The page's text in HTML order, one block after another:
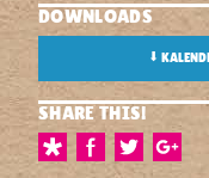
DOWNLOADS
⬇
SHARE THIS!